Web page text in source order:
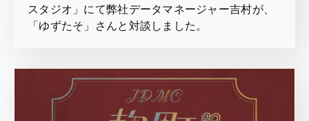
スタジオ」にて弊社データマネージャー吉村が、
「ゆずたそ」さんと対談しました。